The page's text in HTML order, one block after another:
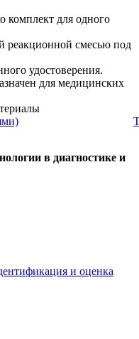
удостоверения.
для медицинских
в диагностике и
и оценка